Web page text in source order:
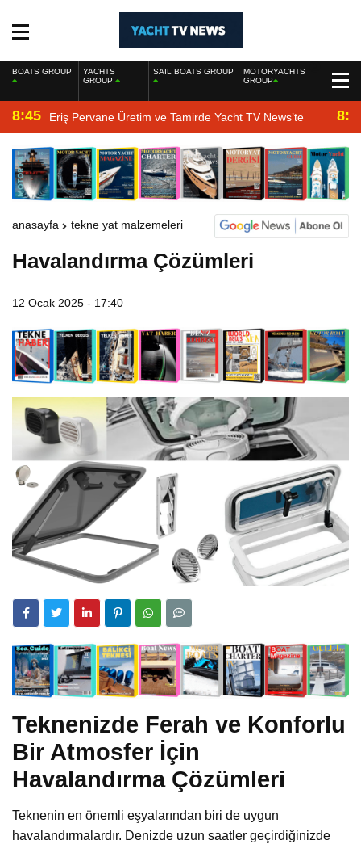
BOATS GROUP
YACHTS
GROUP
SAIL BOATS GROUP
MOTORYACHTS
GROUP
8:45 Eriş Pervane Üretim ve Tamirde Yacht TV News’te
anasayfa tekne yat malzemeleri
Havalandırma Çözümleri
12 Ocak 2025 - 17:40
Teknenizde Ferah ve Konforlu
Bir Atmosfer İçin
Havalandırma Çözümleri
Teknenin en önemli eşyalarından biri de uygun
havalandırmalardır. Denizde uzun saatler geçirdiğinizde